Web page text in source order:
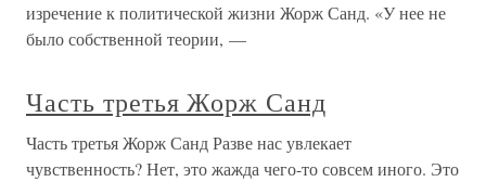
изречение к политической жизни Жорж Санд. «У нее не
было собственной теории, —
Часть третья Жорж Санд
Часть третья Жорж Санд Разве нас увлекает
чувственность? Нет, это жажда чего-то совсем иного. Это